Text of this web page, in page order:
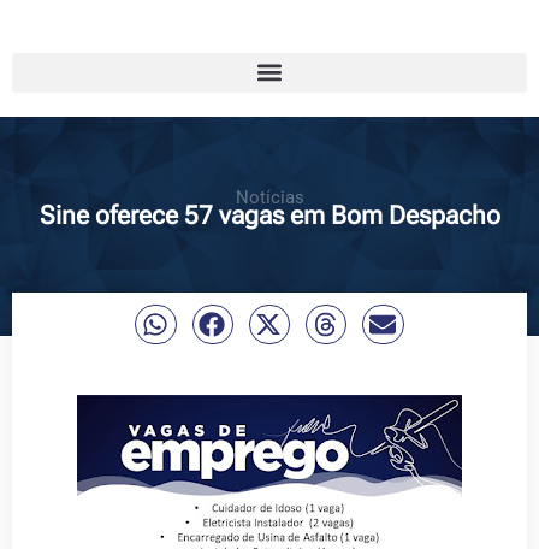
Notícias
Sine oferece 57 vagas em Bom Despacho